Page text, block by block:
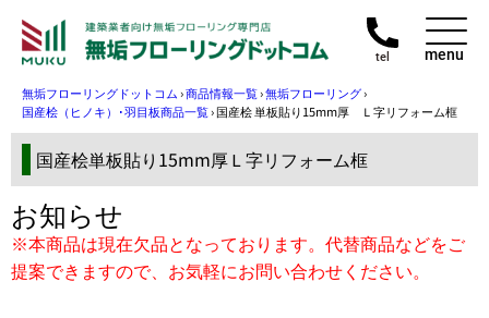
tel menu
無垢フローリングドットコム›商品情報一覧›無垢フローリング›
国産桧（ヒノキ）･羽目板商品一覧›国産桧 単板貼り15mm厚 Ｌ字リフォーム框
国産桧単板貼り15mm厚Ｌ字リフォーム框
お知らせ
※本商品は現在欠品となっております。代替商品などをご
提案できますので、お気軽にお問い合わせください。